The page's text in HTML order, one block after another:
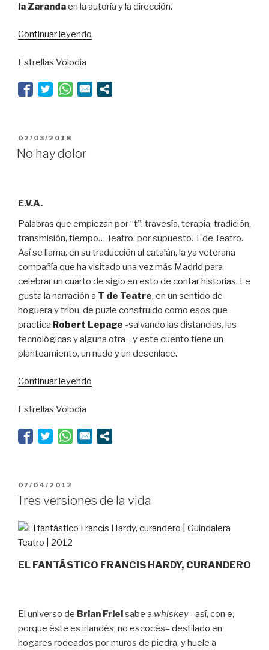
la Zarandaen la autoría y la dirección.
Continuar leyendo
que
Estrellas Volodia
PUBLICADO
EL
02/03/2018
No hay dolor
E.V.A.
Palabras que empiezan por “t”: travesía, terapia, tradición,
transmisión, tiempo… Teatro, por supuesto. T de Teatro.
Así se llama, en su traducción al catalán, la ya veterana
compañía que ha visitado una vez más Madrid para
celebrar un cuarto de siglo en esto de contar historias. Le
gusta la narración a T de Teatre, en un sentido de
hoguera y tribu, de puzle construido como esos que
practica Robert Lepage -salvando las distancias, las
tecnológicas y alguna otra-, y este cuento tiene un
planteamiento, un nudo y un desenlace.
Continuar leyendo
Estrellas Volodia
PUBLICADO
EL
07/04/2012
Tres versiones de la vida
EL FANTÁSTICO FRANCIS HARDY, CURANDERO
El universo de Brian Frielsabe a whiskey–así, con e,
porque éste es irlandés, no escocés– destilado en
hogares rodeados por muros de piedra, y huele a